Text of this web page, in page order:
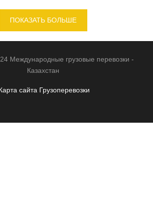
ПОКАЗАТЬ БОЛЬШЕ
Международные грузовые перевозки -
Казахстан
сайта Грузоперевозки